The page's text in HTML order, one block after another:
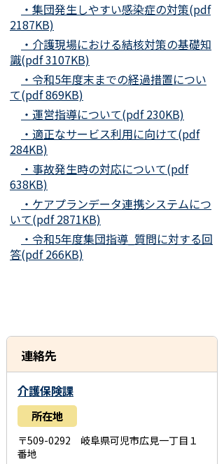
・集団発生しやすい感染症の対策(pdf
2187KB)
・介護現場における結核対策の基礎知
識(pdf 3107KB)
・令和5年度末までの経過措置につい
て(pdf 869KB)
・運営指導について(pdf 230KB)
・適正なサービス利用に向けて(pdf
284KB)
・事故発生時の対応について(pdf
638KB)
・ケアプランデータ連携システムにつ
いて(pdf 2871KB)
・令和5年度集団指導_質問に対する回
答(pdf 266KB)
連絡先
介護保険課
所在地
〒509-0292 岐阜県可児市広見一丁目１
番地